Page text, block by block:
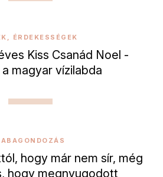
ÉRDEKESSÉGEK
Kiss Csanád Noel -
magyar vízilabda
hogy már nem sír, még
hogy megnyugodott